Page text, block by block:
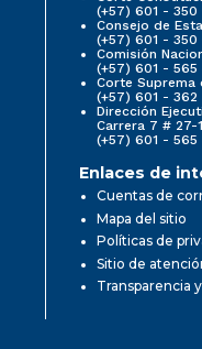
(+57) 601 - 350
Consejo de
(+57) 601 - 350
Comisión
(+57) 601 - 565
Corte Suprema
(+57) 601 - 362
Dirección
Carrera 7 # 27-
(+57) 601 - 565
Enlaces de
Cuentas de
Mapa del sitio
Políticas de
Sitio de
Transparencia